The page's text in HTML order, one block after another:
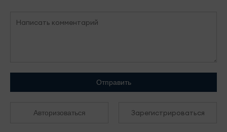
Отправить
Авторизоваться Зарегистрироваться